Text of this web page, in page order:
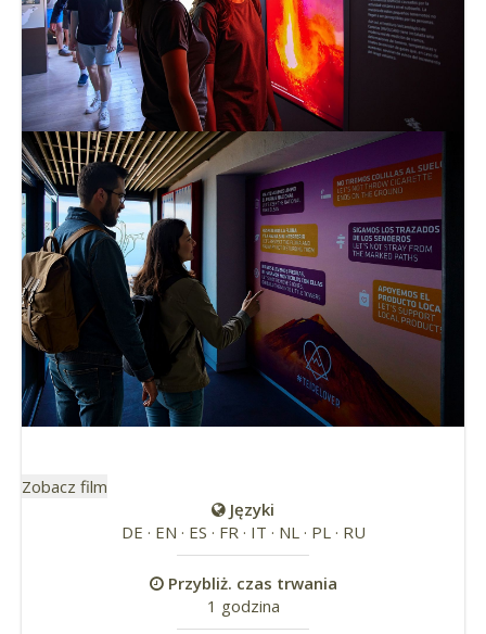
Zobacz film
Języki
DE · EN · ES · FR · IT · NL · PL · RU
Przybliż. czas trwania
1 godzina